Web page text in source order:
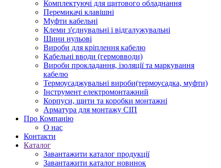
Комплектуючі для щитового обладнання
Перемикачі клавішні
Муфти кабельні
Клеми з'єднувальні і відгалужувальні
Шини нульові
Вироби для кріплення кабелю
Кабельні вводи (гермовводи)
Вироби прокладання, iзоляції та маркування
кабелю
Термоусаджувальні вироби(термоусадка, муфти)
Інструмент електромонтажний
Корпуси, щити та коробки монтажні
Арматура для монтажу СІП
Про Компанію
О нас
Контакти
Каталог
Завантажити каталог продукції
Завантажити каталог новинок